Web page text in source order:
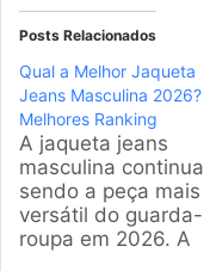
Posts Relacionados
Qual a Melhor Jaqueta
Jeans Masculina 2026?
Melhores Ranking
A jaqueta jeans
masculina continua
sendo a peça mais
versátil do guarda-
roupa em 2026. A